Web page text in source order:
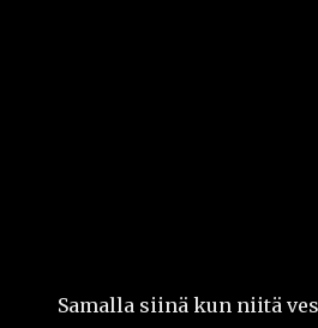
Samalla siinä kun niitä